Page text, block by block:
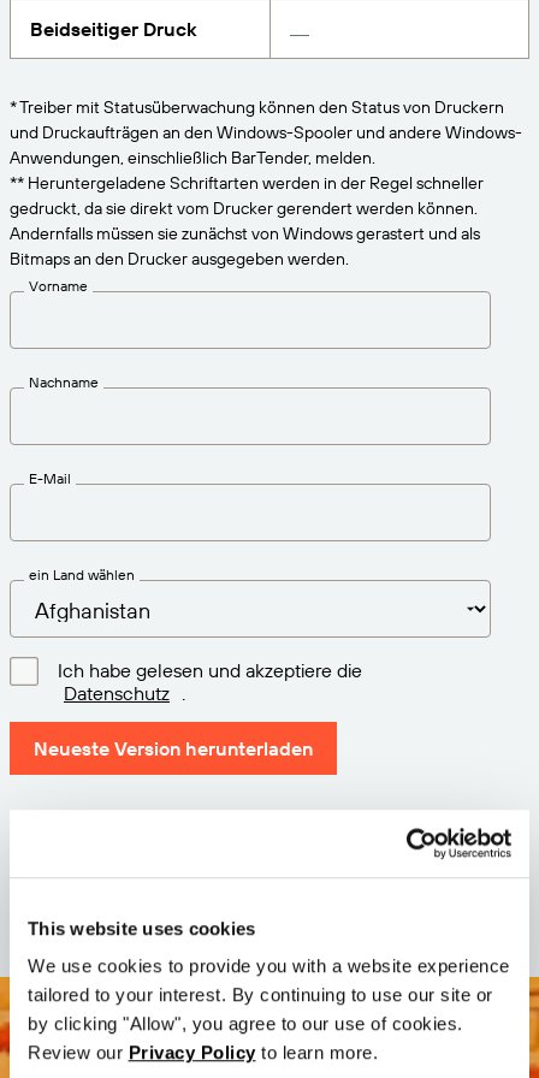
This website uses cookies
We use cookies to provide you with a website experience
tailored to your interest. By continuing to use our site or
by clicking "Allow", you agree to our use of cookies.
Review our Privacy Policy to learn more.
PRODUKT
Preise
Kostenlos testen
Technische Daten
Produktregistrierung
Unterstützte Standards
Amazon Transparency
Lösungsübersicht
VERBINDEN
Karriere
Nachrichten
Reifegradmodell für Etikettierung und
Erhalten Sie die Unterstützung, die Ihren
Beidseitiger Druck
* Treiber mit Statusüberwachung können den Status von Druckern
und Druckaufträgen an den Windows-Spooler und andere Windows-
Anwendungen, einschließlich BarTender, melden.
** Heruntergeladene Schriftarten werden in der Regel schneller
gedruckt, da sie direkt vom Drucker gerendert werden können.
Andernfalls müssen sie zunächst von Windows gerastert und als
Bitmaps an den Drucker ausgegeben werden.
Vorname
Nachname
E-Mail
ein Land wählen
Ich habe gelesen und akzeptiere die
Datenschutz
Neueste Version herunterladen
Datum: 2026-05-05